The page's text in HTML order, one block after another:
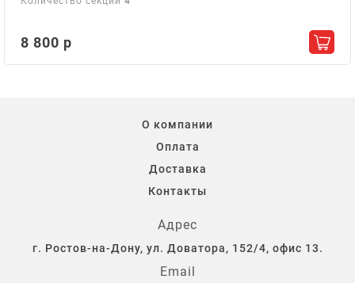
8 800 р
О компании
Оплата
Доставка
Контакты
Адрес
г. Ростов-на-Дону, ул. Доватора, 152/4, офис 13.
Email